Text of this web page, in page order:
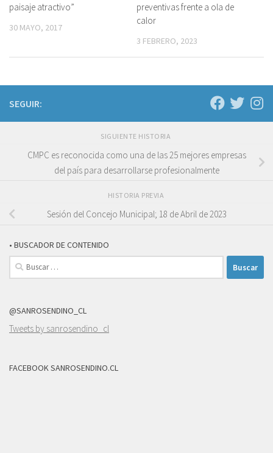
paisaje atractivo”
30 MAYO, 2017
preventivas frente a ola de
calor
3 FEBRERO, 2023
SEGUIR:
SIGUIENTE HISTORIA
CMPC es reconocida como una de las 25 mejores empresas
del país para desarrollarse profesionalmente
HISTORIA PREVIA
Sesión del Concejo Municipal; 18 de Abril de 2023
• BUSCADOR DE CONTENIDO
Buscar:
@SANROSENDINO_CL
Tweets by sanrosendino_cl
FACEBOOK SANROSENDINO.CL